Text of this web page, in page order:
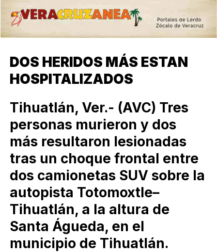
DOS HERIDOS MÁS ESTAN
HOSPITALIZADOS
Tihuatlán, Ver.- (AVC) Tres
personas murieron y dos
más resultaron lesionadas
tras un choque frontal entre
dos camionetas SUV sobre la
autopista Totomoxtle–
Tihuatlán, a la altura de
Santa Águeda, en el
municipio de Tihuatlán.